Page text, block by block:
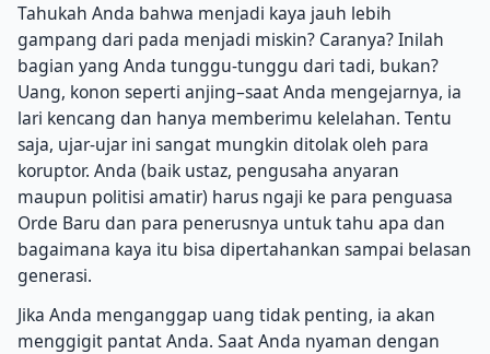
Tahukah Anda bahwa menjadi kaya jauh lebih
gampang dari pada menjadi miskin? Caranya? Inilah
bagian yang Anda tunggu-tunggu dari tadi, bukan?
Uang, konon seperti anjing–saat Anda mengejarnya, ia
lari kencang dan hanya memberimu kelelahan. Tentu
saja, ujar-ujar ini sangat mungkin ditolak oleh para
koruptor. Anda (baik ustaz, pengusaha anyaran
maupun politisi amatir) harus ngaji ke para penguasa
Orde Baru dan para penerusnya untuk tahu apa dan
bagaimana kaya itu bisa dipertahankan sampai belasan
generasi.
Jika Anda menganggap uang tidak penting, ia akan
menggigit pantat Anda. Saat Anda nyaman dengan